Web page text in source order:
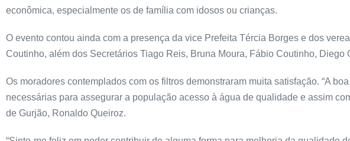
econômica, especialmente os de família com idosos ou crianças.
O evento contou ainda com a presença da vice Prefeita Tércia Borges e dos
Coutinho, além dos Secretários Tiago Reis, Bruna Moura, Fábio Coutinho, Diego
Os moradores contemplados com os filtros demonstraram muita satisfação. “A
necessárias para assegurar a população acesso à água de qualidade e assim
de Gurjão, Ronaldo Queiroz.